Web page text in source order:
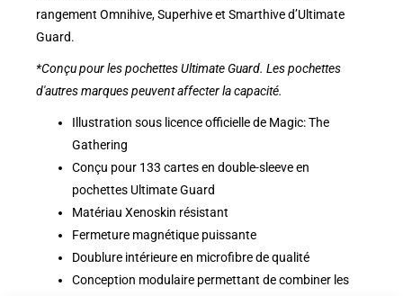
rangement Omnihive, Superhive et Smarthive d’Ultimate
Guard.
*Conçu pour les pochettes Ultimate Guard. Les pochettes
d'autres marques peuvent affecter la capacité.
Illustration sous licence officielle de Magic: The
Gathering
Conçu pour 133 cartes en double-sleeve en
pochettes Ultimate Guard
Matériau Xenoskin résistant
Fermeture magnétique puissante
Doublure intérieure en microfibre de qualité
Conception modulaire permettant de combiner les